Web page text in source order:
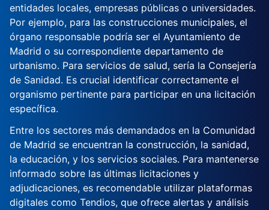
entidades locales, empresas públicas o universidades.
Por ejemplo, para las construcciones municipales, el
órgano responsable podría ser el Ayuntamiento de
Madrid o su correspondiente departamento de
urbanismo. Para servicios de salud, sería la Consejería
de Sanidad. Es crucial identificar correctamente el
organismo pertinente para participar en una licitación
específica.
Entre los sectores más demandados en la Comunidad
de Madrid se encuentran la construcción, la sanidad,
la educación, y los servicios sociales. Para mantenerse
informado sobre las últimas licitaciones y
adjudicaciones, es recomendable utilizar plataformas
digitales como Tendios, que ofrece alertas y análisis